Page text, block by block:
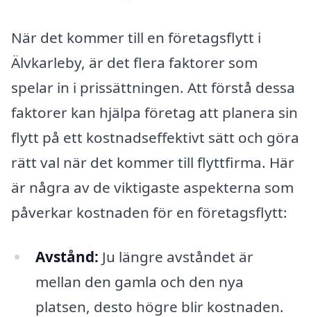
När det kommer till en företagsflytt i
Älvkarleby, är det flera faktorer som
spelar in i prissättningen. Att förstå dessa
faktorer kan hjälpa företag att planera sin
flytt på ett kostnadseffektivt sätt och göra
rätt val när det kommer till flyttfirma. Här
är några av de viktigaste aspekterna som
påverkar kostnaden för en företagsflytt:
Avstånd: Ju längre avståndet är
mellan den gamla och den nya
platsen, desto högre blir kostnaden.